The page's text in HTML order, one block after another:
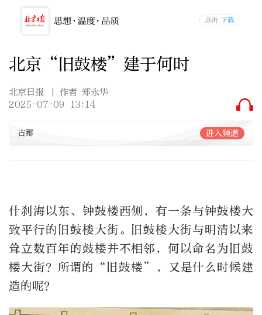
北京“旧鼓楼”建于何时
北京日报
| 作者 郑永华
2025-07-09 13:14
古都 进入频道
什刹海以东、钟鼓楼西侧，有一条与钟鼓楼大
致平行的旧鼓楼大街。旧鼓楼大街与明清以来
耸立数百年的鼓楼并不相邻，何以命名为旧鼓
楼大街？所谓的“旧鼓楼”，又是什么时候建
造的呢？